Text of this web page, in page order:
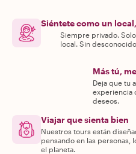
Siéntete como un
Siempre privado.
local. Sin
Más tú,
Deja que tu
experiencia
deseos.
Viajar que sienta bien
Nuestros tours están
pensando en las personas,
el planeta.